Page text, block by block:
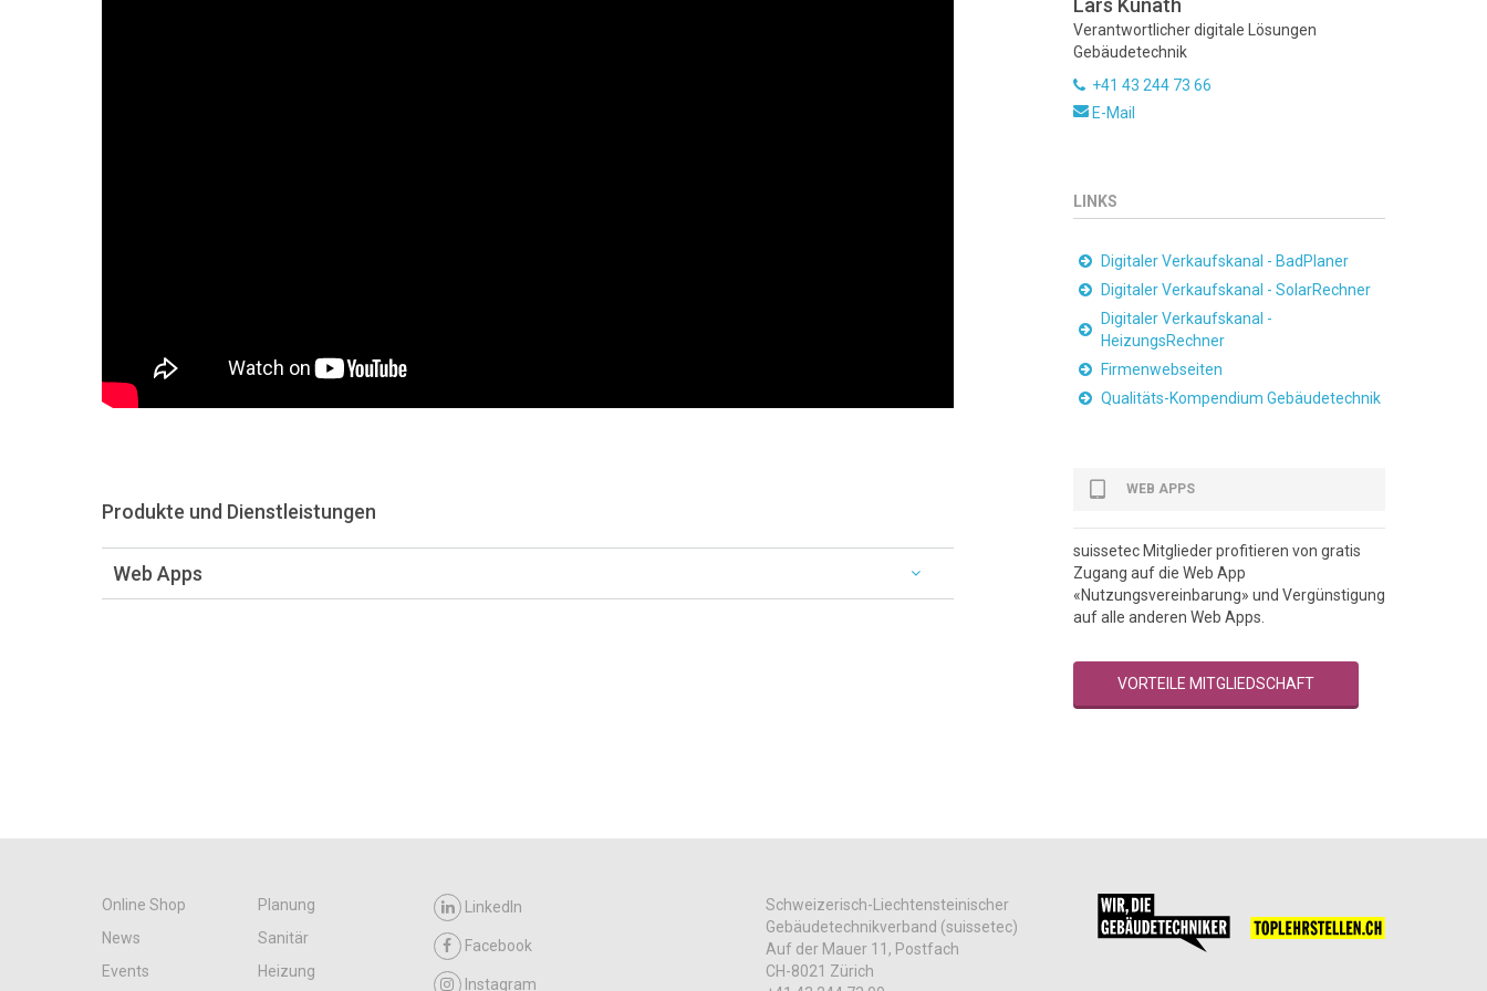
Produkte und Dienstleistungen
Web Apps
Lars Kunath
Verantwortlicher digitale Lösungen
Gebäudetechnik
+41 43 244 73 66
E-Mail
LINKS
Digitaler Verkaufskanal - BadPlaner
Digitaler Verkaufskanal - SolarRechner
Digitaler Verkaufskanal -
HeizungsRechner
Firmenwebseiten
Qualitäts-Kompendium Gebäudetechnik
WEB APPS
suissetec Mitglieder profitieren von gratis
Zugang auf die Web App
«Nutzungsvereinbarung» und Vergünstigung
auf alle anderen Web Apps.
VORTEILE MITGLIEDSCHAFT
Online Shop
Planung
News
Sanitär
Events
Heizung
LinkedIn
Facebook
Instagram
Schweizerisch-Liechtensteinischer
Gebäudetechnikverband (suissetec)
Auf der Mauer 11, Postfach
CH-8021 Zürich